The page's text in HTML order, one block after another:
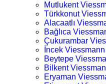
Mutlukent
Türkkonut
Alacaatlı
Bağlıca
Çukurambar
İncek
Beytepe
Bilkent
Eryaman